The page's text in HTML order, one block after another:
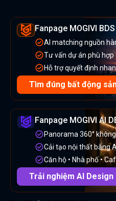
Fanpage MOGIVI BDS
AI matching nguồn
Tư vấn dự án phù hợp
Hỗ trợ quyết định
Tìm đúng bất động
Fanpage MOGIVI AI
Panorama 360°
Cải tạo nội thất bằng
Căn hộ • Nhà phố •
Trải nghiệm AI Design